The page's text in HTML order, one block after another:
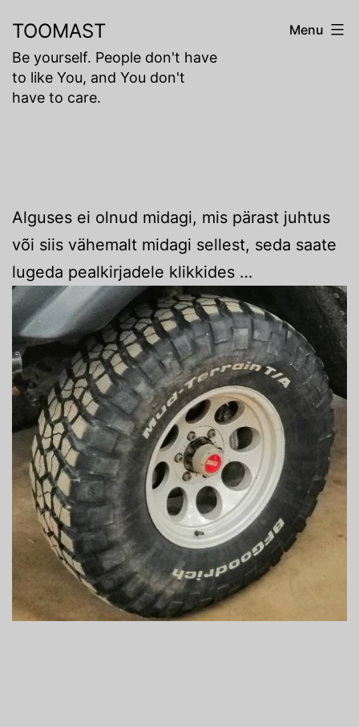
content
TOOMAST
Be yourself. People don't have
to like You, and You don't
have to care.
Menu
Alguses ei olnud midagi, mis pärast juhtus
või siis vähemalt midagi sellest, seda saate
lugeda pealkirjadele klikkides …